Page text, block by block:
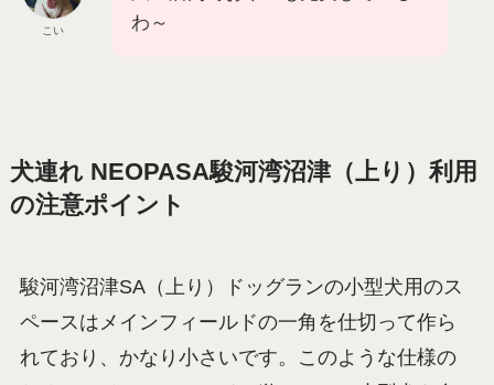
しゃもじ
ペッパラは犬も人も男女も問わず
入れるよw
広い店内でおやつも充実している
わ～